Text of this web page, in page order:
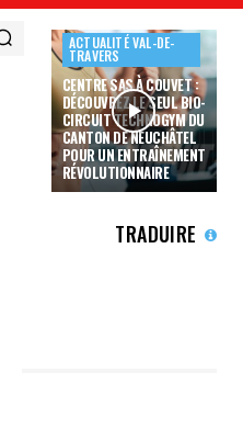
ACTUALITÉ VAL-DE-
TRAVERS
CENTRE SAS À COUVET :
DÉCOUVREZ LE SEUL BIO-
CIRCUIT TECHNOGYM DU
CANTON DE NEUCHÂTEL
POUR UN ENTRAÎNEMENT
RÉVOLUTIONNAIRE
TRADUIRE